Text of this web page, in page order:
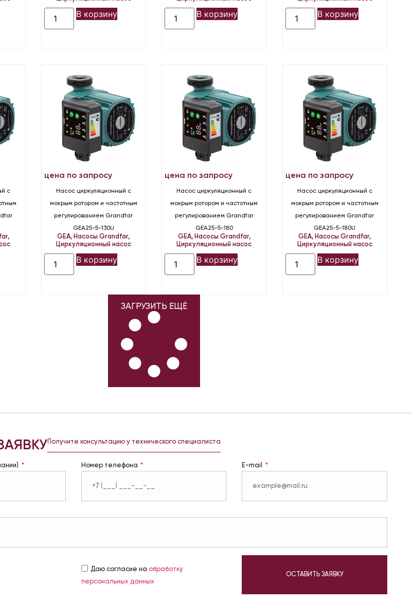
В корзину В корзину В корзину
с
,
цена по запросу
Насос циркуляционный с
мокрым ротором и частотным
регулированием Grandfar
GEA25-5-130U
GEA, Насосы Grandfar,
Циркуляционный насос
В корзину
цена по запросу
Насос циркуляционный с
мокрым ротором и частотным
регулированием Grandfar
GEA25-5-180
GEA, Насосы Grandfar,
Циркуляционный насос
В корзину
цена по запросу
Насос циркуляционный с
мокрым ротором и частотным
регулированием Grandfar
GEA25-5-180U
GEA, Насосы Grandfar,
Циркуляционный насос
В корзину
ЗАГРУЗИТЬ ЕЩЁ
Получите консультацию у технического специалиста
Номер телефона E-mail
Даю согласие на обработку
персональных данных
ОСТАВИТЬ ЗАЯВКУ